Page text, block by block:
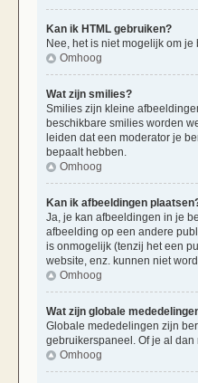
Kan ik HTML gebruiken?
Nee, het is niet mogelijk om
Omhoog
Wat zijn smilies?
Smilies zijn kleine
beschikbare smilies worden
leiden dat een moderator je
bepaalt hebben.
Omhoog
Kan ik afbeeldingen
Ja, je kan afbeeldingen in je
afbeelding op een andere
is onmogelijk (tenzij het een
website, enz. kunnen niet
Omhoog
Wat zijn globale
Globale mededelingen zijn
gebruikerspaneel. Of je al
Omhoog